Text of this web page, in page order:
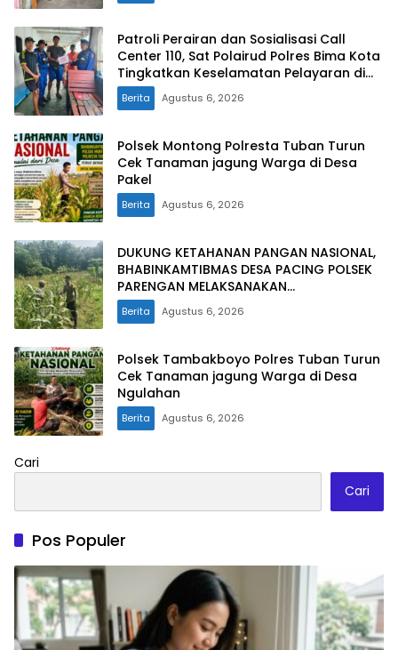
Patroli Perairan dan Sosialisasi Call
Center 110, Sat Polairud Polres Bima Kota
Tingkatkan Keselamatan Pelayaran di
Teluk Bima
Berita Agustus 6, 2026
Polsek Montong Polresta Tuban Turun
Cek Tanaman jagung Warga di Desa
Pakel
Berita Agustus 6, 2026
DUKUNG KETAHANAN PANGAN NASIONAL,
BHABINKAMTIBMAS DESA PACING POLSEK
PARENGAN MELAKSANAKAN
PENDAMPINGAN PETANI JAGUNG DI DESA
PACING KEC. PARENGAN.
Berita Agustus 6, 2026
Polsek Tambakboyo Polres Tuban Turun
Cek Tanaman jagung Warga di Desa
Ngulahan
Berita Agustus 6, 2026
Cari
Cari
Pos Populer